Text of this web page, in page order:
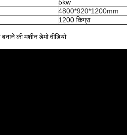
5kw
4800*920*1200mm
1200 किग्रा
की मशीन डेमो वीडियो: